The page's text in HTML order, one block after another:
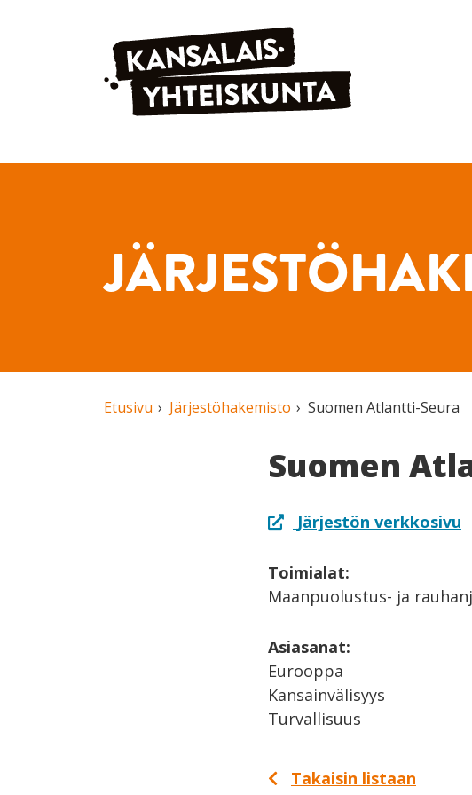
Siirry sisältöön
Etusivu Järjestöhakemisto Suomen Atlantti-Seura
Suomen
Järjestön verkkosivu
Toimialat:
Maanpuolustus- ja
Asiasanat:
Eurooppa
Kansainvälisyys
Turvallisuus
Takaisin listaan